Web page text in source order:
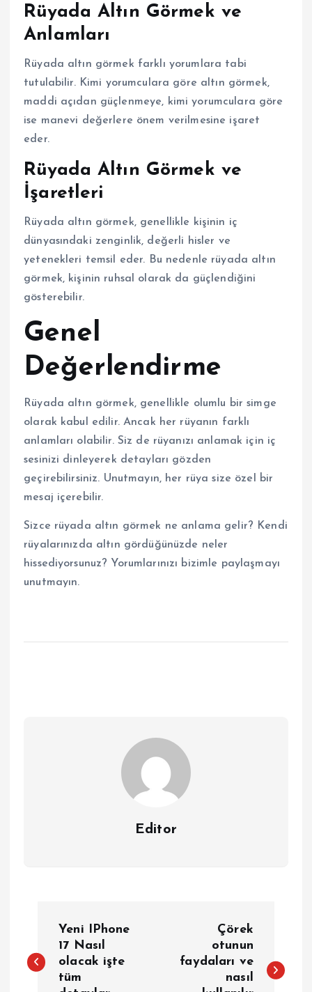
Rüyada Altın Görmek ve
Anlamları
Rüyada altın görmek farklı yorumlara tabi
tutulabilir. Kimi yorumculara göre altın görmek,
maddi açıdan güçlenmeye, kimi yorumculara göre
ise manevi değerlere önem verilmesine işaret
eder.
Rüyada Altın Görmek ve
İşaretleri
Rüyada altın görmek, genellikle kişinin iç
dünyasındaki zenginlik, değerli hisler ve
yetenekleri temsil eder. Bu nedenle rüyada altın
görmek, kişinin ruhsal olarak da güçlendiğini
gösterebilir.
Genel
Değerlendirme
Rüyada altın görmek, genellikle olumlu bir simge
olarak kabul edilir. Ancak her rüyanın farklı
anlamları olabilir. Siz de rüyanızı anlamak için iç
sesinizi dinleyerek detayları gözden
geçirebilirsiniz. Unutmayın, her rüya size özel bir
mesaj içerebilir.
Sizce rüyada altın görmek ne anlama gelir? Kendi
rüyalarınızda altın gördüğünüzde neler
hissediyorsunuz? Yorumlarınızı bizimle paylaşmayı
unutmayın.
Editor
a
Yeni IPhone
17 Nasıl
olacak işte
tüm
Çörek
otunun
faydaları ve
nasıl